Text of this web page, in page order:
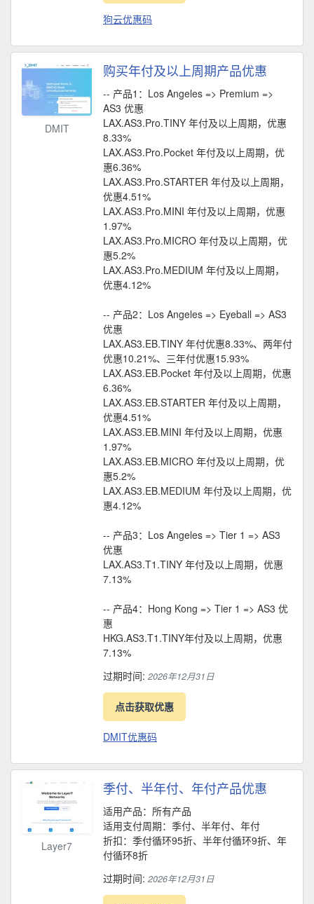
狗云优惠码
DMIT
购买年付及以上周期产品优惠
-- 产品1：Los Angeles => Premium =>
AS3 优惠
LAX.AS3.Pro.TINY 年付及以上周期，优惠
8.33%
LAX.AS3.Pro.Pocket 年付及以上周期，优
惠6.36%
LAX.AS3.Pro.STARTER 年付及以上周期，
优惠4.51%
LAX.AS3.Pro.MINI 年付及以上周期，优惠
1.97%
LAX.AS3.Pro.MICRO 年付及以上周期，优
惠5.2%
LAX.AS3.Pro.MEDIUM 年付及以上周期，
优惠4.12%
-- 产品2：Los Angeles => Eyeball => AS3
优惠
LAX.AS3.EB.TINY 年付优惠8.33%、两年付
优惠10.21%、三年付优惠15.93%
LAX.AS3.EB.Pocket 年付及以上周期，优惠
6.36%
LAX.AS3.EB.STARTER 年付及以上周期，
优惠4.51%
LAX.AS3.EB.MINI 年付及以上周期，优惠
1.97%
LAX.AS3.EB.MICRO 年付及以上周期，优
惠5.2%
LAX.AS3.EB.MEDIUM 年付及以上周期，优
惠4.12%
-- 产品3：Los Angeles => Tier 1 => AS3
优惠
LAX.AS3.T1.TINY 年付及以上周期，优惠
7.13%
-- 产品4：Hong Kong => Tier 1 => AS3 优
惠
HKG.AS3.T1.TINY年付及以上周期，优惠
7.13%
过期时间: 2026年12月31日
点击获取优惠
DMIT优惠码
Layer7
季付、半年付、年付产品优惠
适用产品：所有产品
适用支付周期：季付、半年付、年付
折扣：季付循环95折、半年付循环9折、年
付循环8折
过期时间: 2026年12月31日